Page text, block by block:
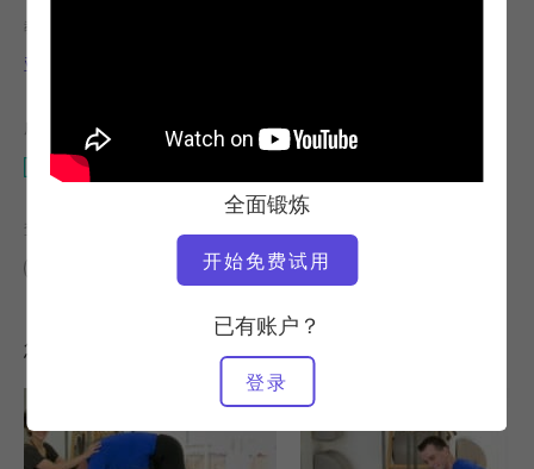
全面锻炼
开始免费试用
已有账户？
登录
教师
亚历山德拉-博林格
所需设备
带手臂或腿部重量的垫子
查找类似课程
带手臂或腿部重量的垫子
您可能喜欢的其他锻炼